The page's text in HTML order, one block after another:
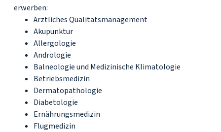
erwerben:
Ärztliches Qualitätsmanagement
Akupunktur
Allergologie
Andrologie
Balneologie und Medizinische Klimatologie
Betriebsmedizin
Dermatopathologie
Diabetologie
Ernährungsmedizin
Flugmedizin